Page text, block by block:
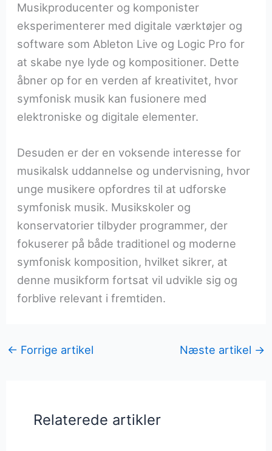
Musikproducenter og komponister
eksperimenterer med digitale værktøjer og
software som Ableton Live og Logic Pro for
at skabe nye lyde og kompositioner. Dette
åbner op for en verden af kreativitet, hvor
symfonisk musik kan fusionere med
elektroniske og digitale elementer.
Desuden er der en voksende interesse for
musikalsk uddannelse og undervisning, hvor
unge musikere opfordres til at udforske
symfonisk musik. Musikskoler og
konservatorier tilbyder programmer, der
fokuserer på både traditionel og moderne
symfonisk komposition, hvilket sikrer, at
denne musikform fortsat vil udvikle sig og
forblive relevant i fremtiden.
← Forrige artikel Næste artikel →
Relaterede artikler